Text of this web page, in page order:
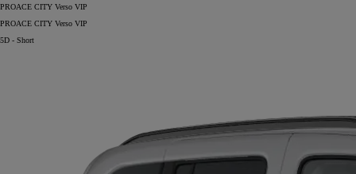
PROACE CITY Verso VIP
PROACE CITY Verso VIP
5D - Short